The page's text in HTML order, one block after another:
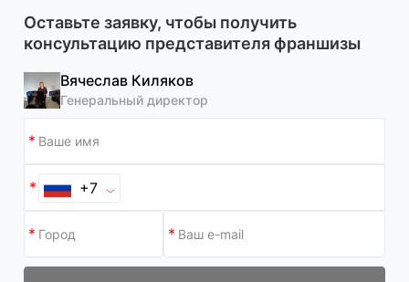
Оставьте заявку, чтобы получить
консультацию представителя франшизы
Вячеслав Киляков
Генеральный директор
+7